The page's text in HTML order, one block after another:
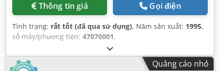
Thông tin giá Gọi điện
Tình trạng: rất tốt (đã qua sử dụng), Năm sản xuất: 1995,
số máy/phương tiện: 47070001,
Quảng cáo nhỏ